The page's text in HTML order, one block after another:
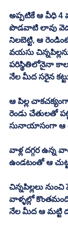
అప్పటికే ఆ వీధి
పొడవాటి లావు
నిలబెట్టి, ఆ
వయసు
పరిస్థితిలోనైనా
నేల మీద సరైన
ఆ పిల్ల
రెండు చేతులతో
సునాయాసంగా ఆ
వాళ్ల దగ్గర ఉన్న
ఉండటంతో ఆ
చిన్నపిల్లలు
వాళ్ళల్లో
నేల మీద ఆ మట్టి